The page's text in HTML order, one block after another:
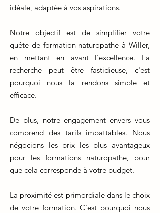
idéale, adaptée à vos aspirations.
Notre objectif est de simplifier votre
quête de formation naturopathe à Willer,
en mettant en avant l'excellence. La
recherche peut être fastidieuse, c'est
pourquoi nous la rendons simple et
efficace.
De plus, notre engagement envers vous
comprend des tarifs imbattables. Nous
négocions les prix les plus avantageux
pour les formations naturopathe, pour
que cela corresponde à votre budget.
La proximité est primordiale dans le choix
de votre formation. C'est pourquoi nous